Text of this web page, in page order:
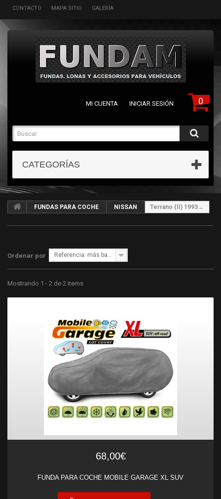
CONTACTO MAPA SITIO GALERÍA
0
MI CUENTA INICIAR SESIÓN
CATEGORÍAS
FUNDAS PARA COCHE NISSAN Terrano (II) 1993→
Ordenar por Referencia: más bajo primero
Mostrando 1 - 2 de 2 items
68,00€
FUNDA PARA COCHE MOBILE GARAGE XL SUV